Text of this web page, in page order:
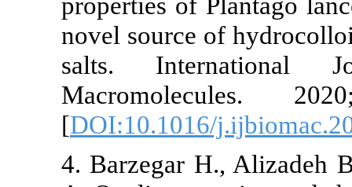
novel source
salts.
[
4. Barzegar